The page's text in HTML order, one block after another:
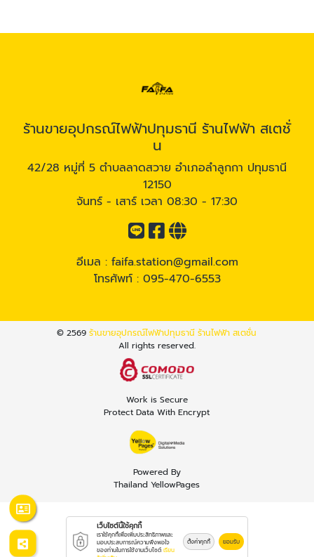
ร้านขายอุปกรณ์ไฟฟ้าปทุมธานี ร้านไฟฟ้า สเตชั่
น
42/28 หมู่ที่ 5 ตำบลลาดสวาย อำเภอลำลูกกา ปทุมธานี
12150
จันทร์ - เสาร์ เวลา 08:30 - 17:30
อีเมล : faifa.station@gmail.com
โทรศัพท์ : 095-470-6553
© 2569ร้านขายอุปกรณ์ไฟฟ้าปทุมธานี ร้านไฟฟ้า สเตชั่น
All rights reserved.
Work is Secure
Protect Data With Encrypt
Powered By
Thailand YellowPages
เว็บไซต์นี้ใช้คุกกี้
เราใช้คุกกี้เพื่อเพิ่มประสิทธิภาพและ
มอบประสบการณ์ความพึงพอใจ
ของท่านในการใช้งานเว็บไซต์ เรียน
ตั้งค่าคุกกี้ ยอมรับ